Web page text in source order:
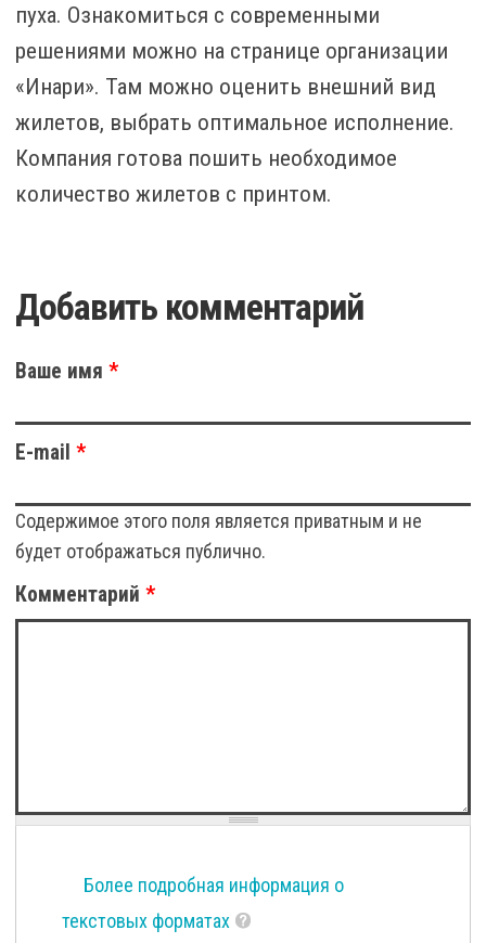
пуха. Ознакомиться с современными
решениями можно на странице организации
«Инари». Там можно оценить внешний вид
жилетов, выбрать оптимальное исполнение.
Компания готова пошить необходимое
количество жилетов с принтом.
Добавить комментарий
Ваше имя *
E-mail *
Содержимое этого поля является приватным и не
будет отображаться публично.
Комментарий *
Более подробная информация о
текстовых форматах